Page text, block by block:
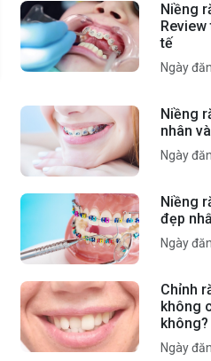
Niềng
tế
Ngày
Niềng
nhân
Ngày
Niềng
đẹp
Ngày
Chỉnh
không
không?
Ngày